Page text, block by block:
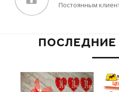
Постоянным